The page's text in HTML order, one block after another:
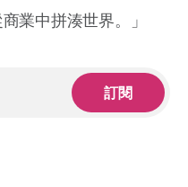
起」是兩件事
業中拼湊世界。」
訂閱